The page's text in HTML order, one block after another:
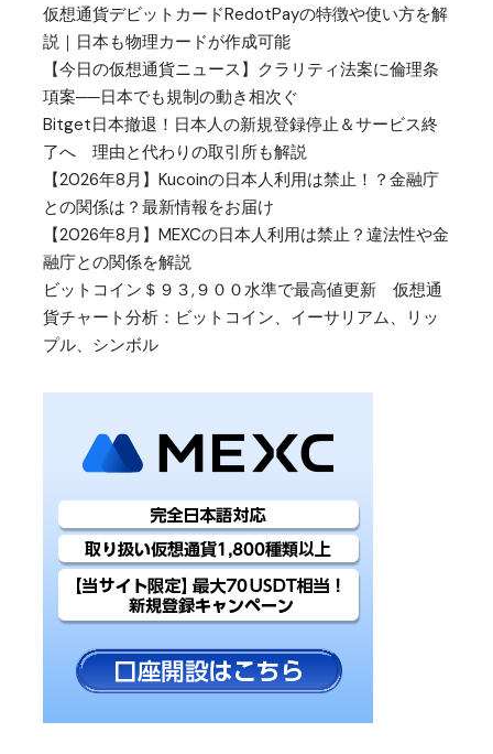
仮想通貨デビットカードRedotPayの特徴や使い方を解
説｜日本も物理カードが作成可能
【今日の仮想通貨ニュース】クラリティ法案に倫理条
項案──日本でも規制の動き相次ぐ
Bitget日本撤退！日本人の新規登録停止＆サービス終
了へ 理由と代わりの取引所も解説
【2026年8月】Kucoinの日本人利用は禁止！？金融庁
との関係は？最新情報をお届け
【2026年8月】MEXCの日本人利用は禁止？違法性や金
融庁との関係を解説
ビットコイン＄９３,９００水準で最高値更新 仮想通
貨チャート分析：ビットコイン、イーサリアム、リッ
プル、シンボル